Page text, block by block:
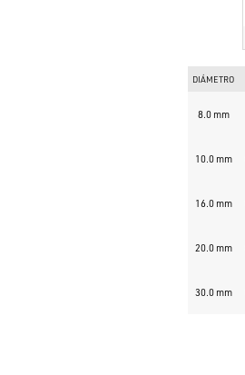
DIÁMETRO
8.0 mm
10.0 mm
16.0 mm
20.0 mm
30.0 mm